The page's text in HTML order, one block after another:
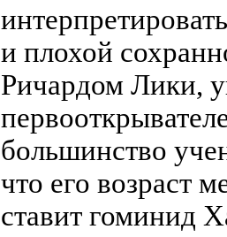
и плохой
Ричардом Лики,
большинство
что его возраст
ставит гоминид